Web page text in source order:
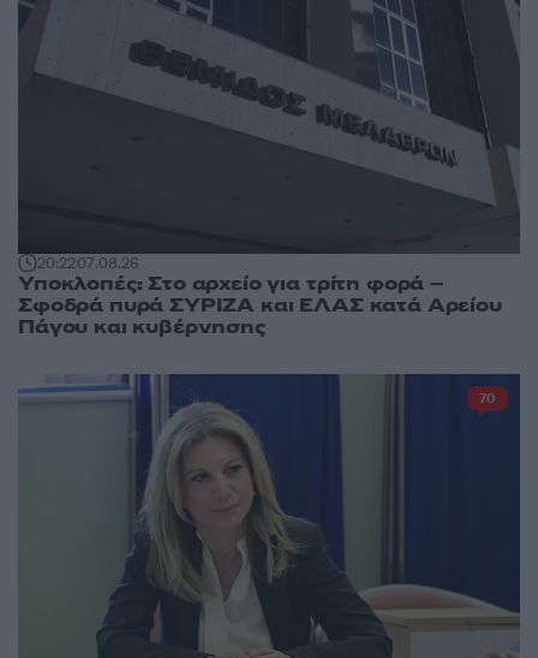
20:2207.08.26
Υποκλοπές: Στο αρχείο για τρίτη φορά –
Σφοδρά πυρά ΣΥΡΙΖΑ και ΕΛΑΣ κατά Αρείου
Πάγου και κυβέρνησης
70